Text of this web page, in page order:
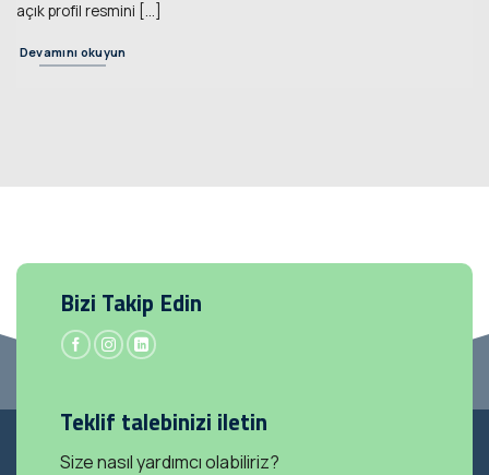
açık profil resmini [...]
Devamını okuyun
Bizi Takip Edin
Teklif talebinizi iletin
Size nasıl yardımcı olabiliriz?